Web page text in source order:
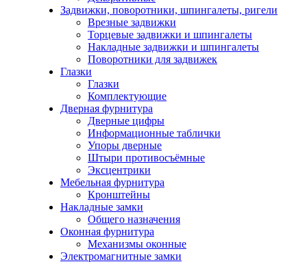
Задвижки, поворотники, шпингалеты, ригели
Врезные задвижки
Торцевые задвижки и шпингалеты
Накладные задвижки и шпингалеты
Поворотники для задвижек
Глазки
Глазки
Комплектующие
Дверная фурнитура
Дверные цифры
Информационные таблички
Упоры дверные
Штыри противосъёмные
Эксцентрики
Мебельная фурнитура
Кронштейны
Накладные замки
Общего назначения
Оконная фурнитура
Механизмы оконные
Электромагнитные замки